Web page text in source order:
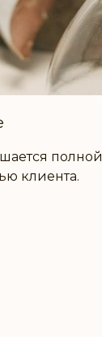
полной
клиента.